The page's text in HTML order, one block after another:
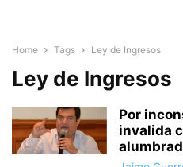
Home Tags Ley de Ingresos
Ley de Ingresos
Por
invalida